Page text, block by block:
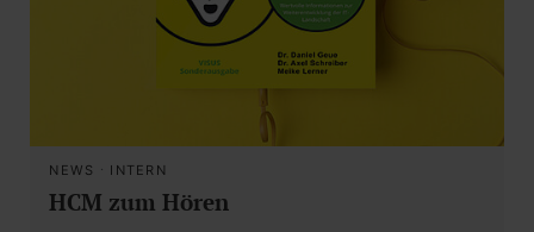
NEWS · INTERN
HCM zum Hören